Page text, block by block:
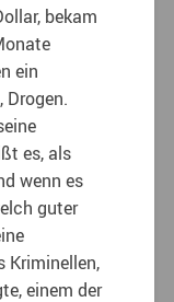
bekam
ein
Drogen.
es, als
wenn es
guter
Kriminellen,
einem der